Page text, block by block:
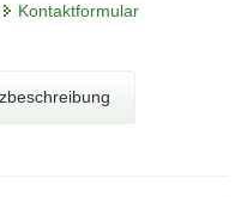
Kontaktformular